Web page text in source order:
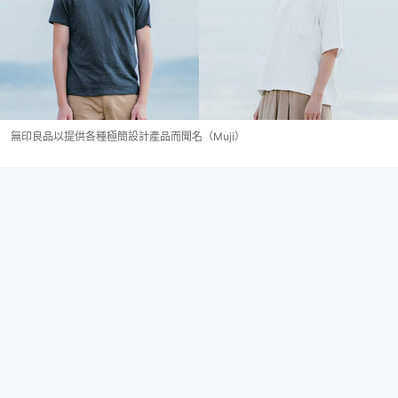
無印良品以提供各種極簡設計產品而聞名（Muji）